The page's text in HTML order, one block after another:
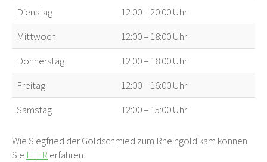
Dienstag
12:00 – 20:00 Uhr
Mittwoch
12:00 – 18:00 Uhr
Donnerstag
12:00 – 18:00 Uhr
Freitag
12:00 – 16:00 Uhr
Samstag
12:00 – 15:00 Uhr
Wie Siegfried der Goldschmied zum Rheingold kam können
Sie HIER erfahren.